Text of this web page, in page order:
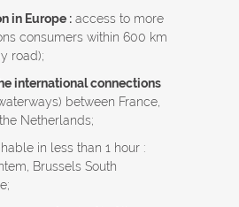
in Europe : access to more
consumers within 600 km
road);
international connections
between France,
Netherlands;
in less than 1 hour :
Brussels South